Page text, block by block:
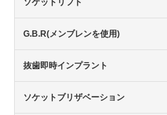
ソケットリフト
G.B.R(メンブレンを使用)
抜歯即時インプラント
ソケットブリザベーション